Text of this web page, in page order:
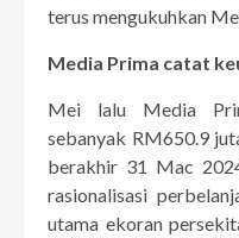
terus mengukuhkan
Media Prima catat
Mei lalu Media
sebanyak RM650.9
berakhir 31 Mac
rasionalisasi
utama ekoran